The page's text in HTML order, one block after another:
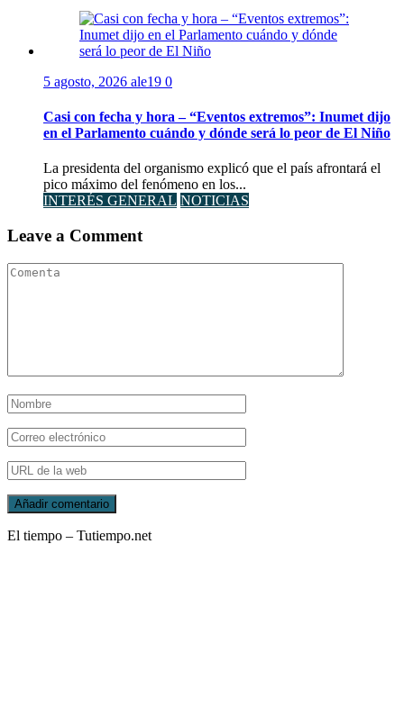
5 agosto, 2026 ale19 0
Casi con fecha y hora – “Eventos extremos”: Inumet dijo
en el Parlamento cuándo y dónde será lo peor de El Niño
La presidenta del organismo explicó que el país afrontará el
pico máximo del fenómeno en los...
INTERÉS GENERAL NOTICIAS
Leave a Comment
El tiempo – Tutiempo.net